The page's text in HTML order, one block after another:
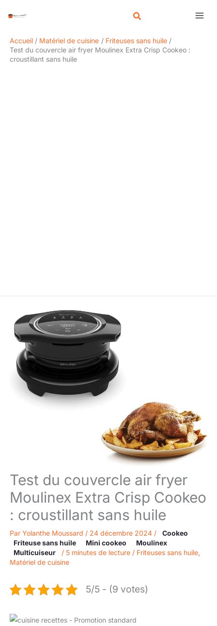
Accueil
Matériel de cuisine
Friteuses sans huile
Test du couvercle air fryer Moulinex Extra Crisp Cookeo :
croustillant sans huile
Test du couvercle air fryer
Moulinex Extra Crisp Cookeo
: croustillant sans huile
Par Yolanthe Moussard / 24 décembre 2024 /
Cookeo
Friteuse sans huile
Mini cookeo
Moulinex
Multicuiseur
/ 5 minutes de lecture / Friteuses sans huile,
Matériel de cuisine
5/5 - (9 votes)
e
h
e